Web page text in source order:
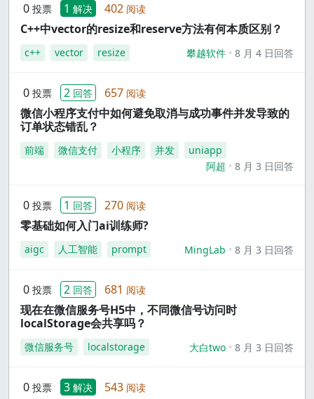
0 投票 1 解决 402 阅读
C++中vector的resize和reserve方法有何本质区别？
c++ vector resize 攀越软件 8 月 4 日回答
0 投票 2 回答 657 阅读
微信小程序支付中如何避免取消与成功事件并发导致的
订单状态错乱？
前端 微信支付 小程序 并发
uniapp
阿超
8 月 3 日回答
0 投票 1 回答 270 阅读
零基础如何入门ai训练师?
aigc 人工智能 prompt MingLab 8 月 3 日回答
0 投票 2 回答 681 阅读
现在在微信服务号H5中，不同微信号访问时
localStorage会共享吗？
微信服务号 localstorage 大白two 8 月 3 日回答
0 投票 3 解决 543 阅读